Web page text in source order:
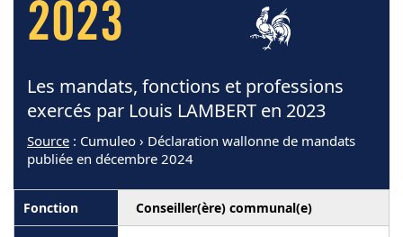
2023
Les mandats, fonctions et professions
exercés par Louis LAMBERT en 2023
Source : Cumuleo › Déclaration wallonne de mandats
publiée en décembre 2024
Conseiller(ère) communal(e)